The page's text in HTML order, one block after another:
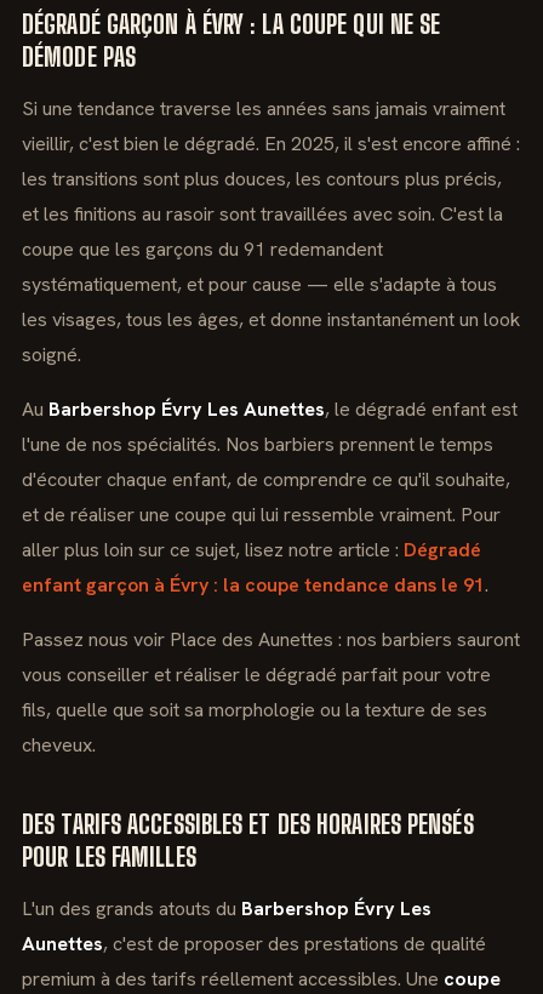
DÉGRADÉ GARÇON À ÉVRY : LA COUPE QUI NE SE
DÉMODE PAS
Si une tendance traverse les années sans jamais vraiment
vieillir, c'est bien le dégradé. En 2025, il s'est encore affiné :
les transitions sont plus douces, les contours plus précis,
et les finitions au rasoir sont travaillées avec soin. C'est la
coupe que les garçons du 91 redemandent
systématiquement, et pour cause — elle s'adapte à tous
les visages, tous les âges, et donne instantanément un look
soigné.
Au Barbershop Évry Les Aunettes, le dégradé enfant est
l'une de nos spécialités. Nos barbiers prennent le temps
d'écouter chaque enfant, de comprendre ce qu'il souhaite,
et de réaliser une coupe qui lui ressemble vraiment. Pour
aller plus loin sur ce sujet, lisez notre article : Dégradé
enfant garçon à Évry : la coupe tendance dans le 91.
Passez nous voir Place des Aunettes : nos barbiers sauront
vous conseiller et réaliser le dégradé parfait pour votre
fils, quelle que soit sa morphologie ou la texture de ses
cheveux.
DES TARIFS ACCESSIBLES ET DES HORAIRES PENSÉS
POUR LES FAMILLES
L'un des grands atouts du Barbershop Évry Les
Aunettes, c'est de proposer des prestations de qualité
premium à des tarifs réellement accessibles. Une coupe